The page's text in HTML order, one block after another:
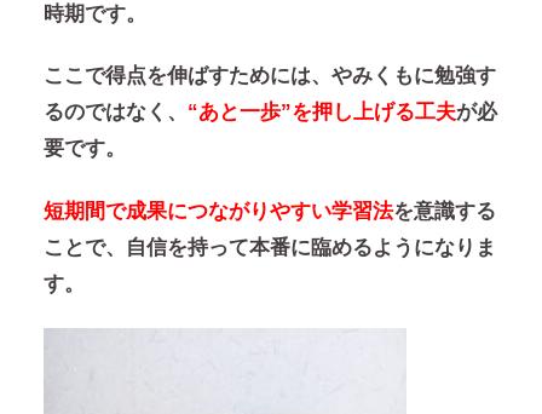
時期です。
ここで得点を伸ばすためには、やみくもに勉強す
るのではなく、 “あと一歩”を押し上げる工夫が必
要です。
短期間で成果につながりやすい学習法を意識する
ことで、自信を持って本番に臨めるようになりま
す。